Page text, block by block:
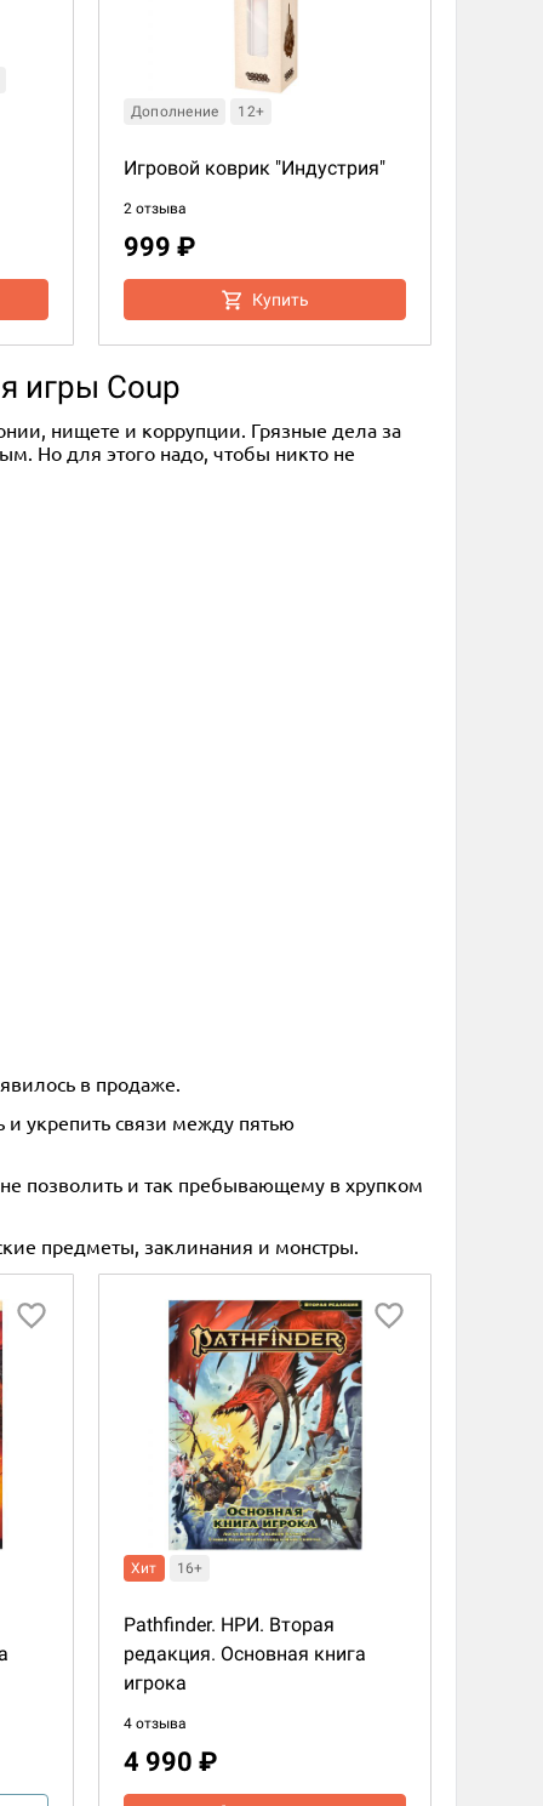
Дополнение 12+
Игровой коврик "Индустрия"
2 отзыва
999 ₽
Купить
игры Coup
нищете и коррупции. Грязные дела за
Но для этого надо, чтобы никто не
в продаже.
и укрепить связи между пятью
позволить и так пребывающему в хрупком
предметы, заклинания и монстры.
Хит 16+
Pathfinder. НРИ. Вторая
редакция. Основная книга
игрока
4 отзыва
4 990 ₽